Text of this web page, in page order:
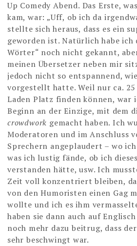
Up Comedy Abend. Das Erste,
kam, war: „Uff, ob ich da
stellte sich heraus, dass es ein
geworden ist. Natürlich habe ich
Wörter“ noch nicht gekannt,
meinen Übersetzer neben mir
jedoch nicht so entspannend,
vorgestellt hatte. Weil nur ca. 25
Laden Platz finden können, war
Beginn an der Einzige, mit dem
crowdwork gemacht haben. Ich
Moderatoren und im Anschluss
Sprechern angeplaudert – wo
was ich lustig fände, ob ich
verstanden hätte, usw. Ich
Zeit voll konzentriert bleiben,
von den Humoristen einen Gag
wollte und ich es ihm
haben sie dann auch auf
noch mehr dazu beitrug, dass
sehr beschwingt war.